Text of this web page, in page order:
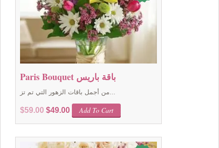
Paris Bouquet باقة باريس
من أجمل باقات الزهور التي تم تز...
$59.00 Original
$59.00.
$49.00Current
price
$49.00.
Add To Cart